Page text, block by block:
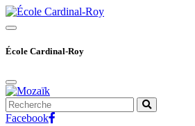
Skip
to
École Cardinal-Roy
Facebook